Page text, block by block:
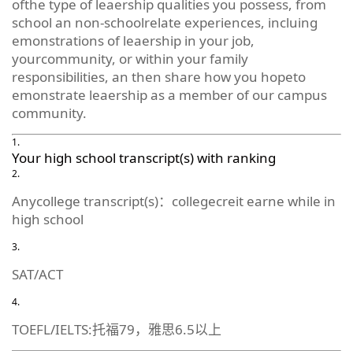
ofthe type of leaership qualities you possess, from
school an non-schoolrelate experiences, incluing
emonstrations of leaership in your job,
yourcommunity, or within your family
responsibilities, an then share how you hopeto
emonstrate leaership as a member of our campus
community.
Your high school transcript(s) with ranking
Anycollege transcript(s)：collegecreit earne while in
high school
SAT/ACT
TOEFL/IELTS:托福79，雅思6.5以上